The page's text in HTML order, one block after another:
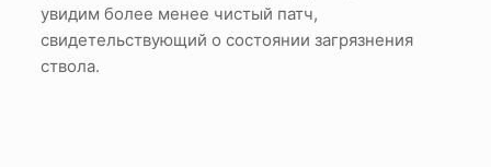
увидим более менее чистый патч,
свидетельствующий о состоянии загрязнения
ствола.